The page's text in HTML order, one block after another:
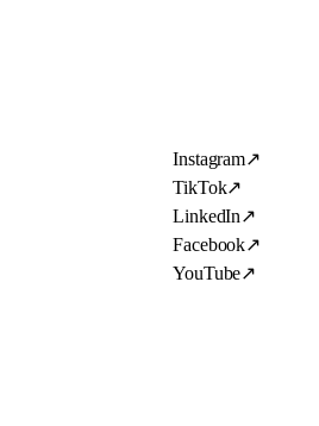
Instagram↗
TikTok↗
LinkedIn↗
Facebook↗
YouTube↗